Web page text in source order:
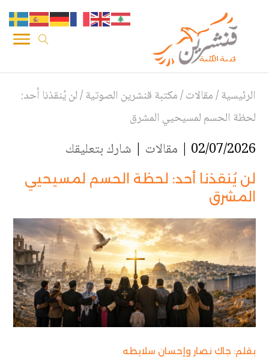
الرئيسية/مقالات/مكتبة قنشرين الصوتية/لن يُنقذنا أحد:
لحظة الحسم لمسيحيي المشرق
02/07/2026 | مقالات | شارك بتعليقك
لن يُنقذنا أحد: لحظة الحسم لمسيحيي
المشرق
بقلم: جاك نصار وإحسان سلايطه